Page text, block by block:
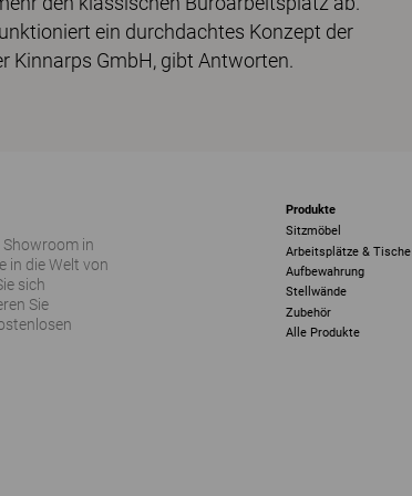
ein durchdachtes Konzept der
Kinnarps GmbH, gibt Antworten.
Showroom in
in die Welt von
sich
Sie
Produkte
Sitzmöbel
Arbeitsplätze & Tische
Aufbewahrung
Stellwände
Zubehör
Alle Produkte